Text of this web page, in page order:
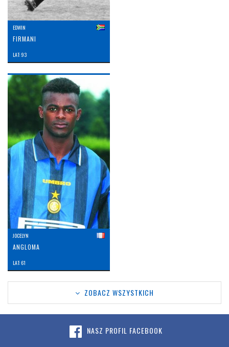
EDWIN
FIRMANI
LAT: 93
JOCELYN
ANGLOMA
LAT: 61
ZOBACZ WSZYSTKICH
NASZ PROFIL FACEBOOK